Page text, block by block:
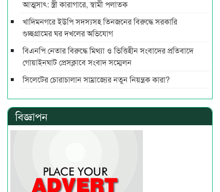
আত্মসাৎ: স্ত্রী কারাগারে, স্বামী পলাতক
খাদিমনগরে ইউপি সদস্যসহ তিনজনের বিরুদ্ধে সরকারি
গুচ্ছগ্রামের ঘর দখলের অভিযোগ
বিএনপি নেতার বিরুদ্ধে মিথ্যা ও ভিত্তিহীন সংবাদের প্রতিবাদে
গোয়াইনঘাট প্রেসক্লাবে সংবাদ সম্মেলন
সিলেটের চোরাচালান সাম্রাজ্যের নতুন নিয়ন্ত্রক কারা?
বিজ্ঞাপন